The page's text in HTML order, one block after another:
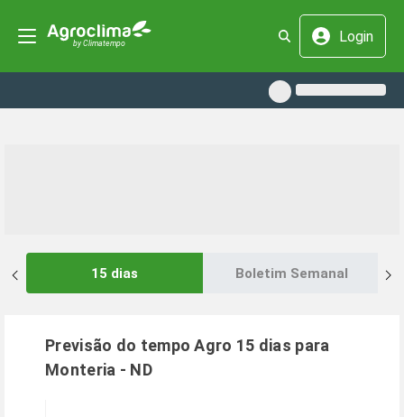
Login
15 dias Boletim Semanal
Previsão do tempo Agro 15 dias para
Monteria - ND